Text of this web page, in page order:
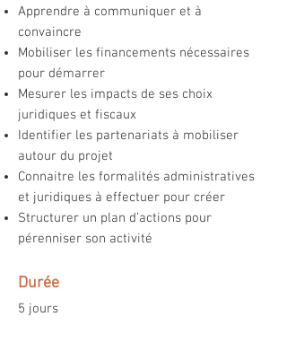
Apprendre à communiquer et à
convaincre
Mobiliser les financements nécessaires
pour démarrer
Mesurer les impacts de ses choix
juridiques et fiscaux
Identifier les partenariats à mobiliser
autour du projet
Connaitre les formalités administratives
et juridiques à effectuer pour créer
Structurer un plan d’actions pour
pérenniser son activité
Durée
5 jours